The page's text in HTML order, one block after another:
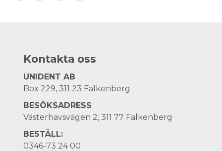
Kontakta oss
UNIDENT AB
Box 229, 311 23 Falkenberg
BESÖKSADRESS
Västerhavsvägen 2, 311 77 Falkenberg
BESTÄLL:
0346-73 24 00